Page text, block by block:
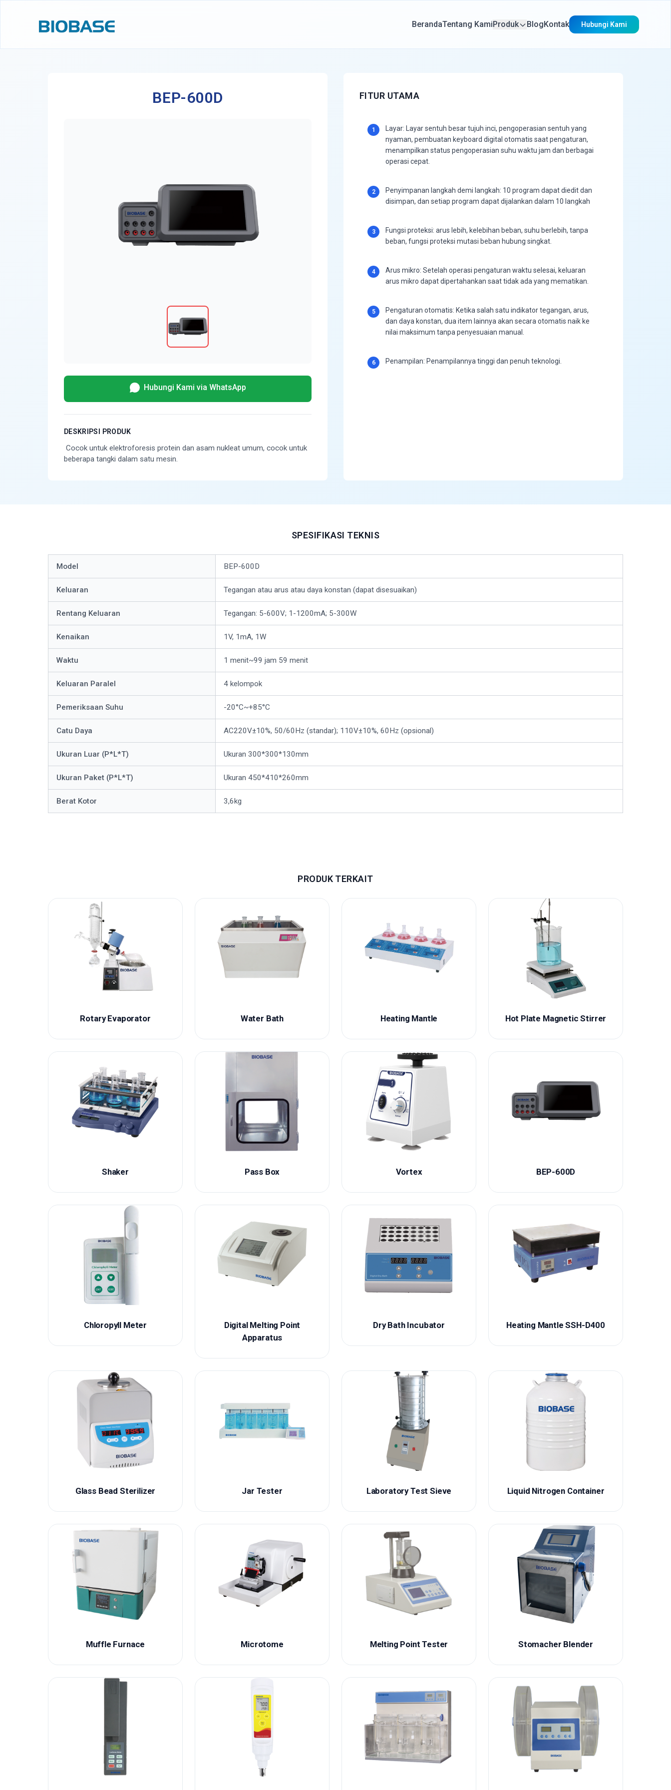
BerandaTentang Kami Produk Blog Kontak Hubungi Kami
BEP-600D
Hubungi Kami via WhatsApp
DESKRIPSI PRODUK
Cocok untuk elektroforesis protein dan asam nukleat umum, cocok untuk
beberapa tangki dalam satu mesin.
FITUR UTAMA
1
Layar: Layar sentuh besar tujuh inci, pengoperasian sentuh yang
nyaman, pembuatan keyboard digital otomatis saat pengaturan,
menampilkan status pengoperasian suhu waktu jam dan berbagai
operasi cepat.
2
Penyimpanan langkah demi langkah: 10 program dapat diedit dan
disimpan, dan setiap program dapat dijalankan dalam 10 langkah
3
Fungsi proteksi: arus lebih, kelebihan beban, suhu berlebih, tanpa
beban, fungsi proteksi mutasi beban hubung singkat.
4
Arus mikro: Setelah operasi pengaturan waktu selesai, keluaran
arus mikro dapat dipertahankan saat tidak ada yang mematikan.
5
Pengaturan otomatis: Ketika salah satu indikator tegangan, arus,
dan daya konstan, dua item lainnya akan secara otomatis naik ke
nilai maksimum tanpa penyesuaian manual.
6 Penampilan: Penampilannya tinggi dan penuh teknologi.
SPESIFIKASI TEKNIS
Model BEP-600D
Keluaran Tegangan atau arus atau daya konstan (dapat disesuaikan)
Rentang Keluaran Tegangan: 5-600V; 1-1200mA; 5-300W
Kenaikan 1V, 1mA, 1W
Waktu 1 menit~99 jam 59 menit
Keluaran Paralel 4 kelompok
Pemeriksaan Suhu -20°C~+85°C
Catu Daya AC220V±10%, 50/60Hz (standar); 110V±10%, 60Hz (opsional)
Ukuran Luar (P*L*T) Ukuran 300*300*130mm
Ukuran Paket (P*L*T) Ukuran 450*410*260mm
Berat Kotor 3,6kg
PRODUK TERKAIT
Rotary Evaporator Water Bath Heating Mantle Hot Plate Magnetic Stirrer
Shaker Pass Box Vortex BEP-600D
Chloropyll Meter
Digital Melting Point
Apparatus
Dry Bath Incubator Heating Mantle SSH-D400
Glass Bead Sterilizer Jar Tester Laboratory Test Sieve Liquid Nitrogen Container
Muffle Furnace Microtome Melting Point Tester Stomacher Blender